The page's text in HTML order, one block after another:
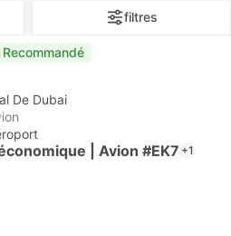
filtres
Recommandé
De Dubai
| Avion #EK7 +1